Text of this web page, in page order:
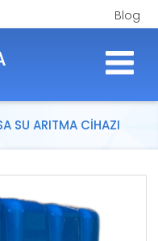
Blog
SU ARITMA CİHAZI